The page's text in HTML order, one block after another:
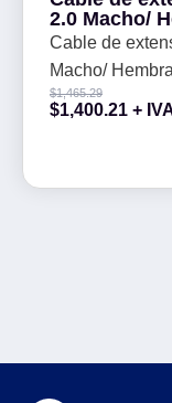
2.0
Cable de
Macho/
$1,465.29
$1,400.21 +